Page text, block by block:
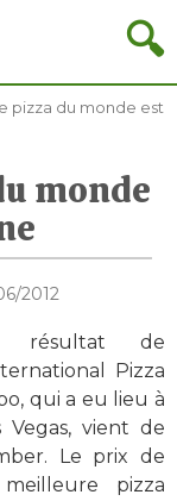
🔍
pizza du monde est
monde
2012
résultat de
Pizza
qui a eu lieu à
Vegas, vient de
Le prix de
pizza